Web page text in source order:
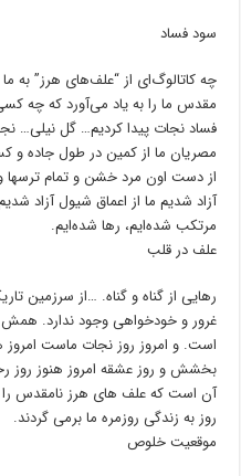
سود فساد
چه کاتالوگ‌ای از “علف‌های هرز” به
مقدس ما را به یاد می‌ﺁورد که چه
فساد نجات پیدا کردیم… گل نیلی…
مصریان ما از کمین در طول جاده و
از دست اون مرد خشن و تمام ترسها
ﺁزاد شدیم ما از اعماق شیول ﺁزاد
مرتکب شده‌ایم، رها شده‌ایم.
علف در قلب
رهایی از گناه و گناه. …از سرزمین
غرور و خودخواهی وجود ندارد. همش
است. و امروز روز نجات ماست
بخشش و روز عشقه امروز هنوز
ﺁن است که علف های هرز نامقدس
روز به زندگی روزمره ما برمی گردند.
موقعیت خلوص